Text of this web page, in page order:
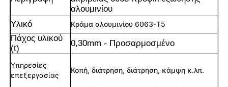
αλουμινίου
Υλικό
Κράμα αλουμινίου 6063-T5
Πάχος υλικού
(t)
0,30mm - Προσαρμοσμένο
Υπηρεσίες
επεξεργασίας
Κοπή, διάτρηση, διάτρηση, κάμψη κ.λπ.